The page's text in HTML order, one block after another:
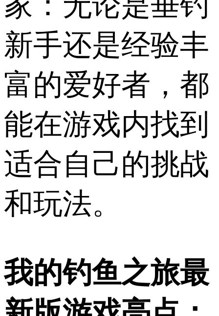
新手还是经验丰
富的爱好者，都
能在游戏内找到
适合自己的挑战
和玩法。
我的钓鱼之旅最